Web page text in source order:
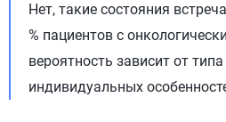
Нет, такие состояния
% пациентов с
вероятность зависит от
индивидуальных